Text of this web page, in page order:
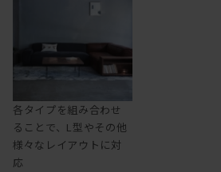
各タイプを組み合わせ
ることで、L型やその他
様々なレイアウトに対
応